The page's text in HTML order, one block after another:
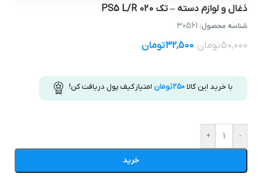
ذغال و لوازم دسته – تک PS5 L/R 020
شناسه محصول: 30561
50,000تومان 32,500تومان
با خرید این کالا250تومان امتیاز کیف پول دریافت کن!
-
+
خرید